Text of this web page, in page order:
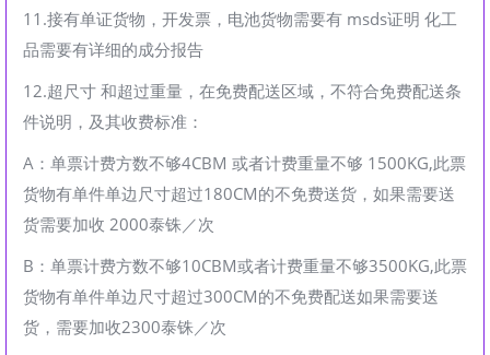
11.接有单证货物，开发票，电池货物需要有 msds证明 化工
品需要有详细的成分报告
12.超尺寸 和超过重量，在免费配送区域，不符合免费配送条
件说明，及其收费标准：
A：单票计费方数不够4CBM 或者计费重量不够 1500KG,此票
货物有单件单边尺寸超过180CM的不免费送货，如果需要送
货需要加收 2000泰铢／次
B：单票计费方数不够10CBM或者计费重量不够3500KG,此票
货物有单件单边尺寸超过300CM的不免费配送如果需要送
货，需要加收2300泰铢／次